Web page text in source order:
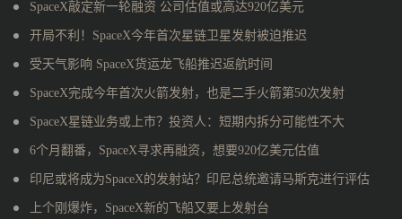
SpaceX敲定新一轮融资 公司估值或高达920亿美元
开局不利！SpaceX今年首次星链卫星发射被迫推迟
受天气影响 SpaceX货运龙飞船推迟返航时间
SpaceX完成今年首次火箭发射，也是二手火箭第50次发射
SpaceX星链业务或上市？投资人：短期内拆分可能性不大
6个月翻番，SpaceX寻求再融资，想要920亿美元估值
印尼或将成为SpaceX的发射站？印尼总统邀请马斯克进行评估
上个刚爆炸，SpaceX新的飞船又要上发射台